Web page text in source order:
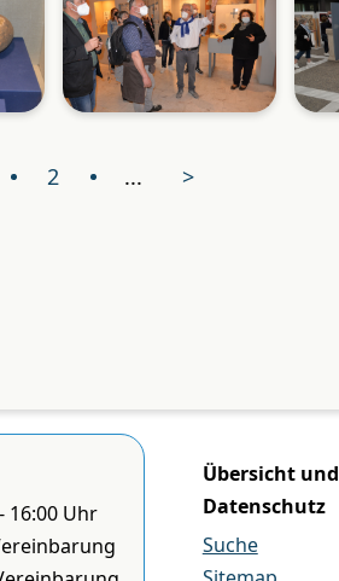
2 ... >
16:00 Uhr
Übersicht und
Datenschutz
Suche